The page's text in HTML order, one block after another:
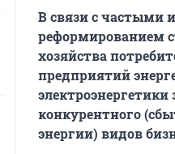
В связи с частыми
реформированием
хозяйства
предприятий
конкурентного
энергии) видов